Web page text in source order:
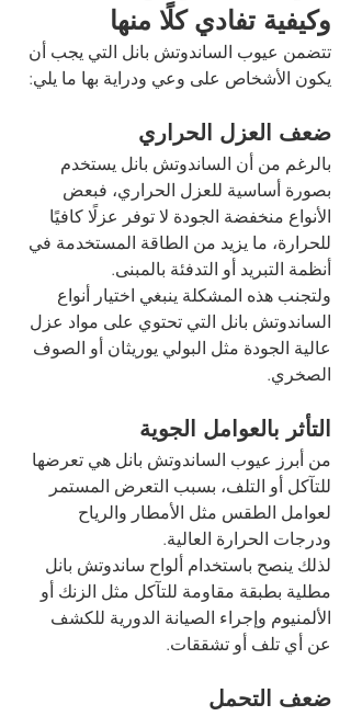
وكيفية تفادي كلًا منها
تتضمن عيوب الساندوتش بانل التي يجب أن
يكون الأشخاص على وعي ودراية بها ما يلي:
ضعف العزل الحراري
بالرغم من أن الساندوتش بانل يستخدم
بصورة أساسية للعزل الحراري، فبعض
الأنواع منخفضة الجودة لا توفر عزلًا كافيًا
للحرارة، ما يزيد من الطاقة المستخدمة في
أنظمة التبريد أو التدفئة بالمبنى.
ولتجنب هذه المشكلة ينبغي اختيار أنواع
الساندوتش بانل التي تحتوي على مواد عزل
عالية الجودة مثل البولي يوريثان أو الصوف
الصخري.
التأثر بالعوامل الجوية
من أبرز عيوب الساندوتش بانل هي تعرضها
للتآكل أو التلف، بسبب التعرض المستمر
لعوامل الطقس مثل الأمطار والرياح
ودرجات الحرارة العالية.
لذلك ينصح باستخدام ألواح ساندوتش بانل
مطلية بطبقة مقاومة للتآكل مثل الزنك أو
الألمنيوم وإجراء الصيانة الدورية للكشف
عن أي تلف أو تشققات.
ضعف التحمل